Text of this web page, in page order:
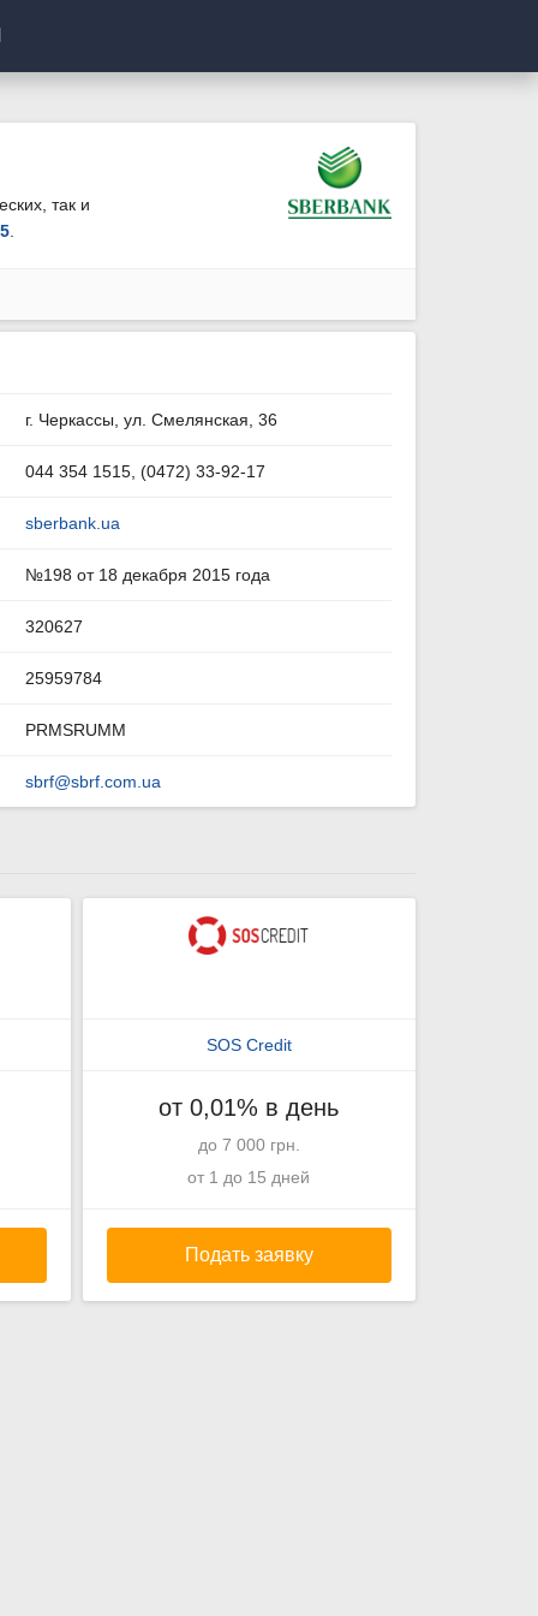
так и
г. Черкассы, ул. Смелянская, 36
044 354 1515, (0472) 33-92-17
sberbank.ua
№198 от 18 декабря 2015 года
320627
25959784
PRMSRUMM
sbrf@sbrf.com.ua
SOS Credit
от 0,01% в день
до 7 000 грн.
от 1 до 15 дней
Подать заявку